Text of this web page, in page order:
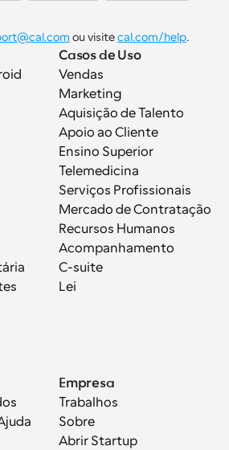
ou visite cal.com/help.
Casos de Uso
Vendas
Marketing
Aquisição de Talento
Apoio ao Cliente
Ensino Superior
Telemedicina
Serviços Profissionais
Mercado de Contratação
Recursos Humanos
Acompanhamento
C-suite
Lei
Empresa
Trabalhos
Sobre
Abrir Startup